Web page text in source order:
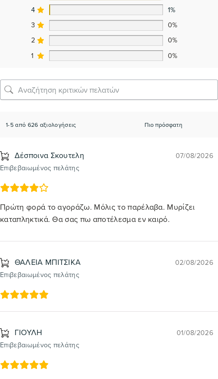
4
1%
3
0%
2
0%
1
0%
1-5 από 626 αξιολογήσεις
Δέσποινα Σκουτελη
Επιβεβαιωμένος πελάτης
07/08/2026
Πρώτη φορά το αγοράζω. Μόλις το παρέλαβα. Μυρίζει
καταπληκτικά. Θα σας πω αποτέλεσμα εν καιρό.
ΘΑΛΕΙΑ ΜΠΙΤΣΙΚΑ
Επιβεβαιωμένος πελάτης
02/08/2026
ΓΙΟΥΛΗ
Επιβεβαιωμένος πελάτης
01/08/2026